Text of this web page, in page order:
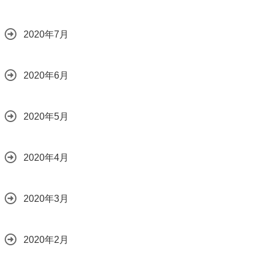
2020年7月
2020年6月
2020年5月
2020年4月
2020年3月
2020年2月